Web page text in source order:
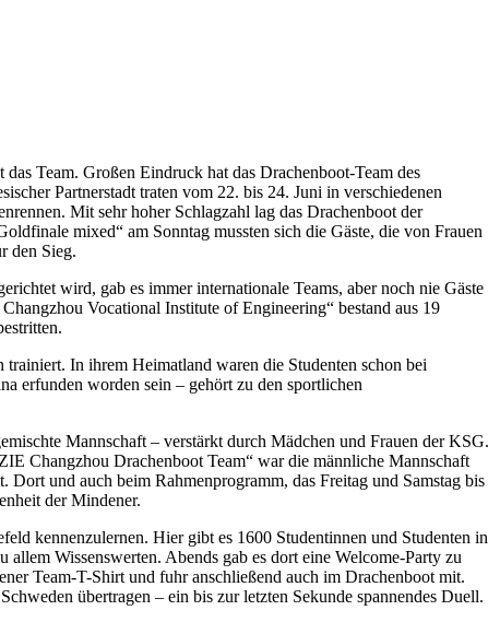
Team. Großen Eindruck hat das Drachenboot-Team des
Partnerstadt traten vom 22. bis 24. Juni in verschiedenen
Mit sehr hoher Schlagzahl lag das Drachenboot der
mixed“ am Sonntag mussten sich die Gäste, die von Frauen
den Sieg.
wird, gab es immer internationale Teams, aber noch nie Gäste
Vocational Institute of Engineering“ bestand aus 19
In ihrem Heimatland waren die Studenten schon bei
erfunden worden sein – gehört zu den sportlichen
Mannschaft – verstärkt durch Mädchen und Frauen der KSG.
Changzhou Drachenboot Team“ war die männliche Mannschaft
und auch beim Rahmenprogramm, das Freitag und Samstag bis
der Mindener.
kennenzulernen. Hier gibt es 1600 Studentinnen und Studenten in
Wissenswerten. Abends gab es dort eine Welcome-Party zu
Team-T-Shirt und fuhr anschließend auch im Drachenboot mit.
übertragen – ein bis zur letzten Sekunde spannendes Duell.